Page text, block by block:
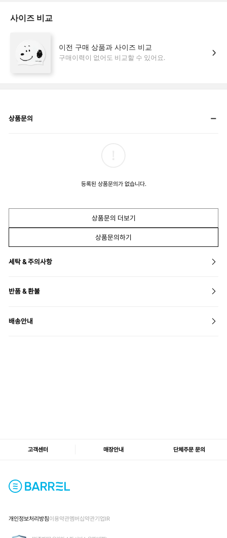
상품문의
등록된 상품문의가 없습니다.
상품문의 더보기
상품문의하기
세탁 & 주의사항
반품 & 환불
배송안내
고객센터 매장안내 단체주문 문의
개인정보처리방침이용약관멤버십약관기업IR